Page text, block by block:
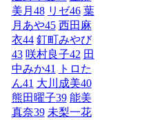
美月 48 リゼ46 葉
月あや45 西田麻
衣44 釘町みやび
43 咲村良子42 田
中みか41
トロた
ん41 大川成美40
熊田曜子39 能美
真奈39 未梨一花